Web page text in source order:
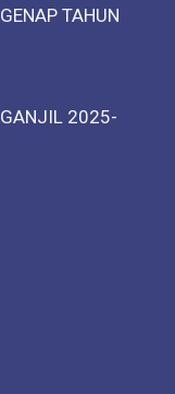
TAHUN
GANJIL 2025-